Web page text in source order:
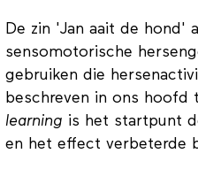
De zin 'Jan aait de hond'
sensomotorische
gebruiken die
beschreven in ons hoofd
learning is het startpunt
en het effect verbeterde